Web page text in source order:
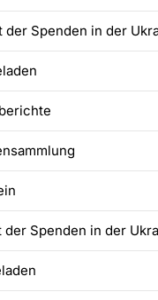
der Spenden in der
der Spenden in der